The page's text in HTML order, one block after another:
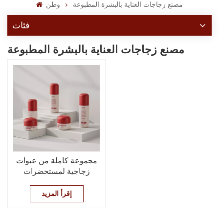
وطن مصنع زجاجات العناية بالبشرة المطبوعة
فئات
مصنع زجاجات العناية بالبشرة المطبوعة
مجموعة كاملة من عبوات
زجاجية لمستحضرات
150 مل للتونر، واللوشن،
إقرأ المزيد